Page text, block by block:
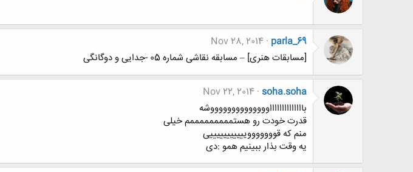
parla_69
Nov 28, 2014
[مسابقات هنری] – مسابقه نقاشی شماره 05 -جدایی و دوگانگی
soha.soha
Nov 22, 2014
بااااااااااااااووووووووووووووشه
قدرت خودت رو هستمممممممممم خیلی
منم که قووووووویییییییییییی
یه وقت بذار ببینیم همو :دی